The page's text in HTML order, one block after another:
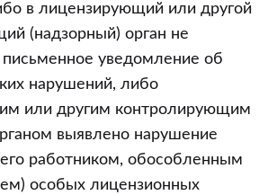
в лицензирующий или другой
(надзорный) орган не
письменное уведомление об
нарушений, либо
или другим контролирующим
выявлено нарушение
работником, обособленным
особых лицензионных